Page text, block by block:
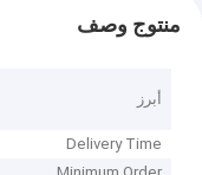
منتوج وصف
أبرز
Delivery Time